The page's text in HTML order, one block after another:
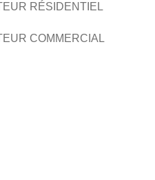
RÉSIDENTIEL
COMMERCIAL